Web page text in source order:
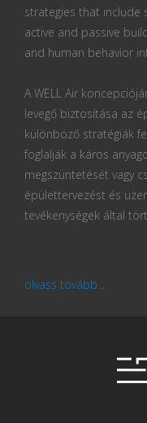
strategies that include
active and passive
and human behavior
A WELL Air
levegő biztosítása az
különböző stratégiák
foglalják a káros
megszüntetését vagy
épülettervezést és
tevékenységek által
olvass tovább...